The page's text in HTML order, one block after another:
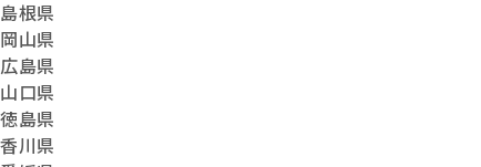
島根県
岡山県
広島県
山口県
徳島県
香川県